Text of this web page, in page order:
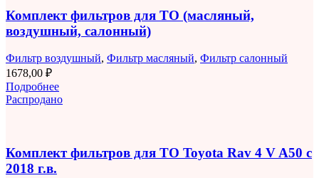
Комплект фильтров для ТО (масляный,
воздушный, салонный)
Фильтр воздушный, Фильтр масляный, Фильтр салонный
1678,00 ₽
Подробнее
Распродано
Комплект фильтров для ТО Toyota Rav 4 V A50 с
2018 г.в.